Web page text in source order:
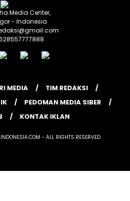
Media Center,
- Indonesia
MEDIA
TIM REDAKSI
PEDOMAN MEDIA SIBER
KONTAK IKLAN
- ALL RIGHTS RESERVED